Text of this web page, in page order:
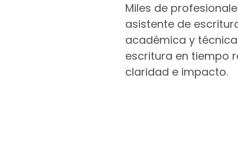
Miles de
asistente de
académica y
escritura en tiempo
claridad e impacto.